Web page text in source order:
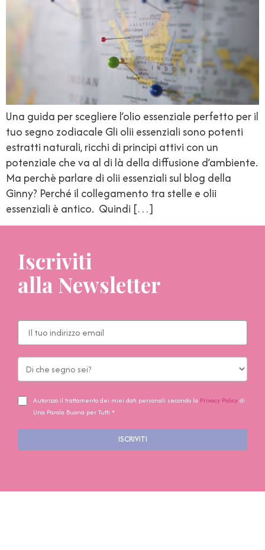
Una guida per scegliere l’olio essenziale perfetto per il
tuo segno zodiacale Gli olii essenziali sono potenti
estratti naturali, ricchi di principi attivi con un
potenziale che va al di là della diffusione d’ambiente.
Ma perchè parlare di olii essenziali sul blog della
Ginny? Perché il collegamento tra stelle e olii
essenziali è antico. Quindi […]
Iscriviti
alla Newsletter
Autorizzo il trattamento dei miei dati personali secondo la Privacy Policydi
Una Parola Buona per Tutti *
ISCRIVITI